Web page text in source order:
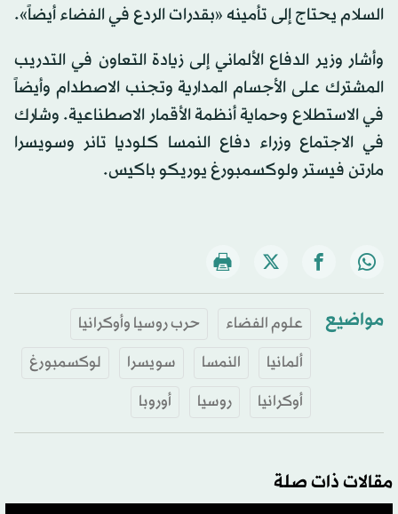
السلام يحتاج إلى تأمينه «بقدرات الردع في الفضاء أيضاً».
وأشار وزير الدفاع الألماني إلى زيادة التعاون في التدريب
المشترك على الأجسام المدارية وتجنب الاصطدام وأيضاً
في الاستطلاع وحماية أنظمة الأقمار الاصطناعية. وشارك
في الاجتماع وزراء دفاع النمسا كلوديا تانر وسويسرا
مارتن فيستر ولوكسمبورغ يوريكو باكيس.
مواضيع علوم الفضاء
حرب روسيا وأوكرانيا
ألمانيا
النمسا سويسرا
لوكسمبورغ
أوكرانيا
روسيا أوروبا
مقالات ذات صلة